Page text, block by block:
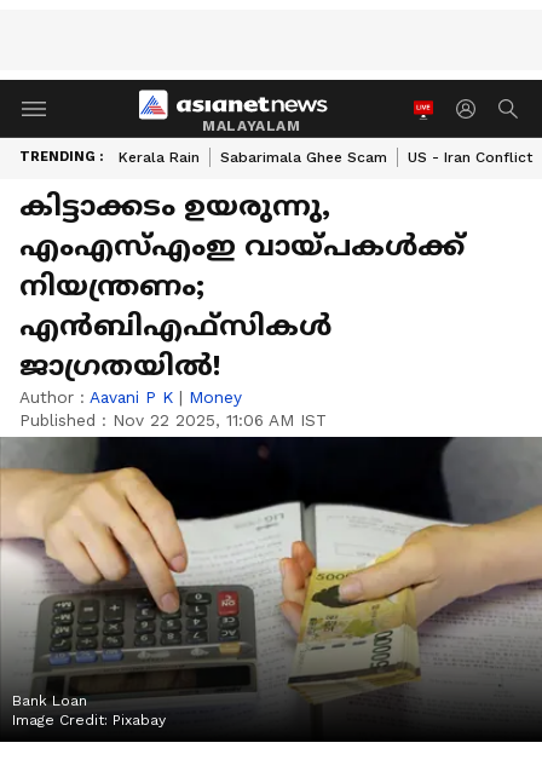
MALAYALAM
TRENDING : Kerala Rain Sabarimala Ghee Scam US - Iran Conflict
കിട്ടാക്കടം ഉയരുന്നു,
എംഎസ്എംഇ വായ്പകള്‍ക്ക്
നിയന്ത്രണം;
എന്‍ബിഎഫ്സികള്‍
ജാഗ്രതയില്‍!
Author : Aavani P K | Money
Published : Nov 22 2025, 11:06 AM IST
Bank Loan
Image Credit: Pixabay